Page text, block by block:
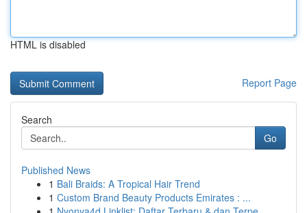
HTML is disabled
Report Page
Search
Go
Published News
1 Bali Braids: A Tropical Hair Trend
1 Custom Brand Beauty Products Emirates : ...